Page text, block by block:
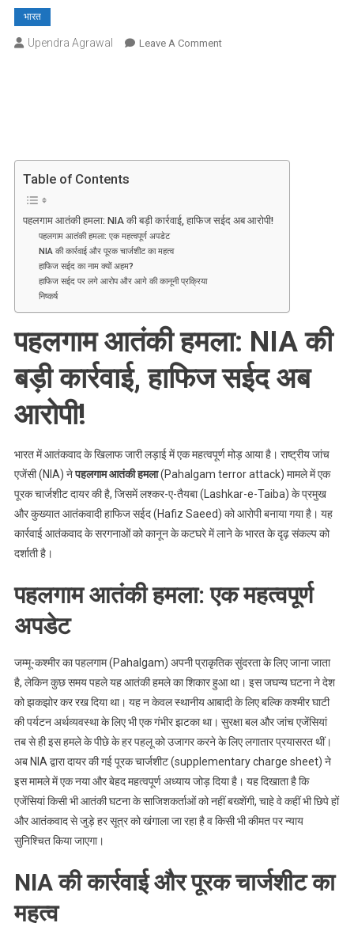
भारत
Upendra Agrawal Leave A CommentOn
अब
Table of Contents
पहलगाम आतंकी हमला: NIA की बड़ी कार्रवाई, हाफिज सईद अब आरोपी!
पहलगाम आतंकी हमला: एक महत्वपूर्ण अपडेट
NIA की कार्रवाई और पूरक चार्जशीट का महत्व
हाफिज सईद का नाम क्यों अहम?
हाफिज सईद पर लगे आरोप और आगे की कानूनी प्रक्रिया
निष्कर्ष
पहलगाम आतंकी हमला: NIA की
बड़ी कार्रवाई, हाफिज सईद अब
आरोपी!
भारत में आतंकवाद के खिलाफ जारी लड़ाई में एक महत्वपूर्ण मोड़ आया है। राष्ट्रीय जांच
एजेंसी (NIA) नेपहलगाम आतंकी हमला(Pahalgam terror attack) मामले में एक
पूरक चार्जशीट दायर की है, जिसमें लश्कर-ए-तैयबा (Lashkar-e-Taiba) के प्रमुख
और कुख्यात आतंकवादी हाफिज सईद (Hafiz Saeed) को आरोपी बनाया गया है। यह
कार्रवाई आतंकवाद के सरगनाओं को कानून के कटघरे में लाने के भारत के दृढ़ संकल्प को
दर्शाती है।
पहलगाम आतंकी हमला: एक महत्वपूर्ण
अपडेट
जम्मू-कश्मीर का पहलगाम (Pahalgam) अपनी प्राकृतिक सुंदरता के लिए जाना जाता
है, लेकिन कुछ समय पहले यह आतंकी हमले का शिकार हुआ था। इस जघन्य घटना ने देश
को झकझोर कर रख दिया था। यह न केवल स्थानीय आबादी के लिए बल्कि कश्मीर घाटी
की पर्यटन अर्थव्यवस्था के लिए भी एक गंभीर झटका था। सुरक्षा बल और जांच एजेंसियां
तब से ही इस हमले के पीछे के हर पहलू को उजागर करने के लिए लगातार प्रयासरत थीं।
अब NIA द्वारा दायर की गई पूरक चार्जशीट (supplementary charge sheet) ने
इस मामले में एक नया और बेहद महत्वपूर्ण अध्याय जोड़ दिया है। यह दिखाता है कि
एजेंसियां किसी भी आतंकी घटना के साजिशकर्ताओं को नहीं बख्शेंगी, चाहे वे कहीं भी छिपे हों
और आतंकवाद से जुड़े हर सूत्र को खंगाला जा रहा है व किसी भी कीमत पर न्याय
सुनिश्चित किया जाएगा।
NIA की कार्रवाई और पूरक चार्जशीट का
महत्व